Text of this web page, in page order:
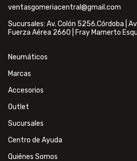
ventasgomeriacentral@gmail.com
Sucursales: Av. Colón 5256.Córdoba |
Fuerza Aérea 2660 | Fray Mamerto
Neumáticos
Marcas
Accesorios
Outlet
Sucursales
Centro de Ayuda
Quiénes Somos